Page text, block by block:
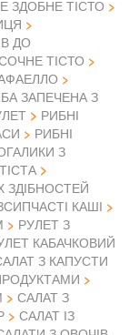
ЗДОБНЕ ТІСТО
ДО
ТІСТО
ЗАПЕЧЕНА З
РИБНІ
РИБНІ
З
ЗДІБНОСТЕЙ
КАШІ
РУЛЕТ З
КАБАЧКОВИЙ
З КАПУСТИ
САЛАТ З
САЛАТ ІЗ